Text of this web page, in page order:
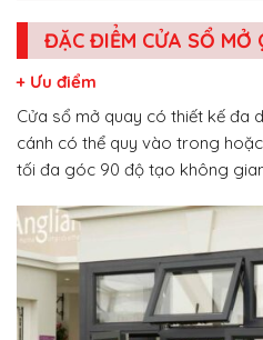
ĐẶC ĐIỂM CỬA SỔ MỞ
+ Ưu điểm
Cửa sổ mở quay có thiết kế đa
cánh có thể quy vào trong
tối đa góc 90 độ tạo không